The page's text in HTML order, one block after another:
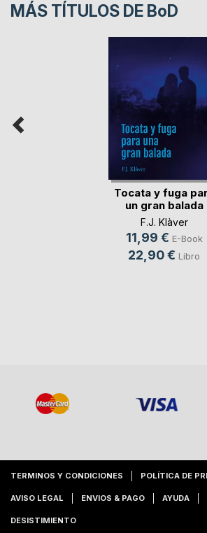
MÁS TÍTULOS DE BoD
Tocata y fuga
un gran balada
F.J. Klàver
11,99 € E-Book
22,90 € Libro
TERMINOS Y CONDICIONES POLÍTICA DE
AVISO LEGAL ENVIOS & PAGO AYUDA
DESISTIMIENTO